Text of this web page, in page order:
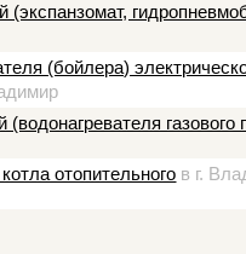
(бойлера)
газового
отопительного в г.